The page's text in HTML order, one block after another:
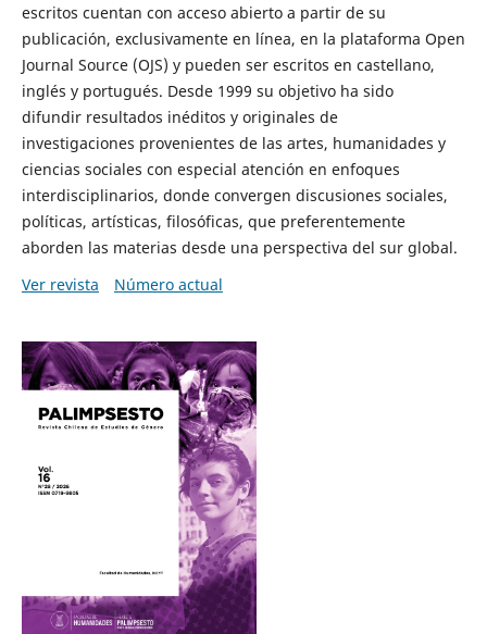
escritos cuentan con acceso abierto a partir de su
publicación, exclusivamente en línea, en la plataforma Open
Journal Source (OJS) y pueden ser escritos en castellano,
inglés y portugués. Desde 1999 su objetivo ha sido
difundir resultados inéditos y originales de
investigaciones provenientes de las artes, humanidades y
ciencias sociales con especial atención en enfoques
interdisciplinarios, donde convergen discusiones sociales,
políticas, artísticas, filosóficas, que preferentemente
aborden las materias desde una perspectiva del sur global.
Ver revista
Número actual